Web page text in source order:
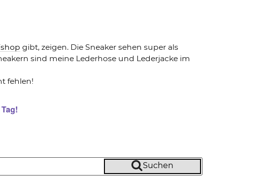
gibt, zeigen. Die Sneaker sehen super als
sind meine Lederhose und Lederjacke im
fehlen!
Suchen